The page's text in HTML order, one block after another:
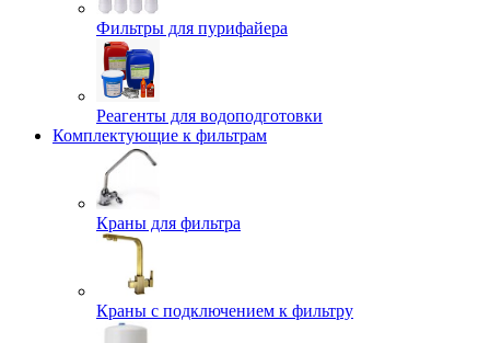
Фильтры для пурифайера
Реагенты для водоподготовки
Комплектующие к фильтрам
Краны для фильтра
Краны с подключением к фильтру